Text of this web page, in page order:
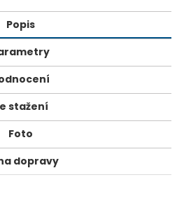
Popis
stažení
Foto
dopravy